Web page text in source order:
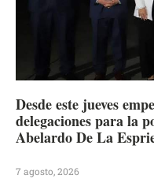
Desde este jueves
delegaciones para la
Abelardo De La
7 agosto, 2026